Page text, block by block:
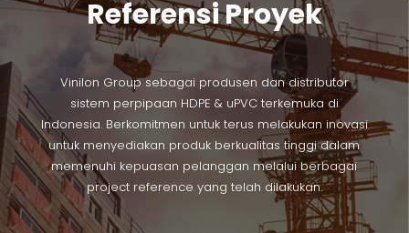
Referensi Proyek
Vinilon Group sebagai produsen dan distributor
sistem perpipaan HDPE & uPVC terkemuka di
Indonesia. Berkomitmen untuk terus melakukan inovasi
untuk menyediakan produk berkualitas tinggi dalam
memenuhi kepuasan pelanggan melalui berbagai
project reference yang telah dilakukan.